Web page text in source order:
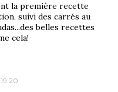
la première recette
suivi des carrés au
belles recettes
cela!